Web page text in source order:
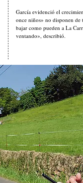
García evidenció el
once niños» no disponen de
bajar como pueden a La
ventando», describió.